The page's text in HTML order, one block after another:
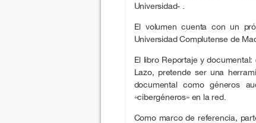
Universidad- .
El volumen cuenta con un
Universidad Complutense de
El libro Reportaje y
Lazo, pretende ser una
documental como géneros
«cibergéneros» en la red.
Como marco de referencia,